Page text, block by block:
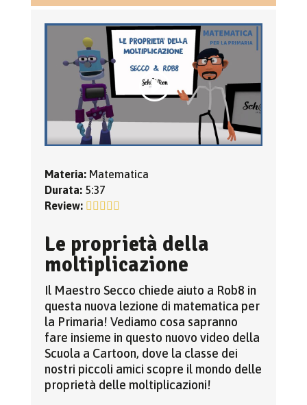
Materia:Matematica
Durata:5:37
Review:
Le proprietà della
moltiplicazione
Il Maestro Secco chiede aiuto a Rob8 in
questa nuova lezione di matematica per
la Primaria! Vediamo cosa sapranno
fare insieme in questo nuovo video della
Scuola a Cartoon, dove la classe dei
nostri piccoli amici scopre il mondo delle
proprietà delle moltiplicazioni!